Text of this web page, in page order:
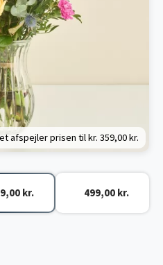
afspejler prisen til kr. 359,00 kr.
kr. 499,00 kr.